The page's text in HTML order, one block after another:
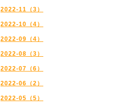
2022-11（3）
2022-10（4）
2022-09（4）
2022-08（3）
2022-07（6）
2022-06（2）
2022-05（5）